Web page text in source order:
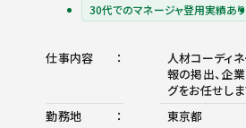
30代でのマネージャ登用実績あり
仕事内容
人材コーディ
報の掲出、企
グをお任せしま
勤務地
東京都